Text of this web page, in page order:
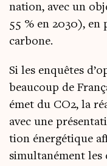
na­tion, avec un
55 % en 2030), en
carbone.
Si les enquêtes
beau­coup de
émet du CO2, la
avec une
tion éner­gé­tique
simul­ta­né­ment les